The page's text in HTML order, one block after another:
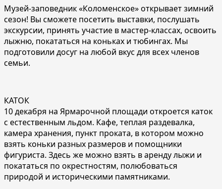
Музей-заповедник «Коломенское» открывает зимний
сезон! Вы сможете посетить выставки, послушать
экскурсии, принять участие в мастер-классах, освоить
лыжню, покататься на коньках и тюбингах. Мы
подготовили досуг на любой вкус для всех членов
семьи.
КАТОК
10 декабря на Ярмарочной площади откроется каток
с естественным льдом. Кафе, теплая раздевалка,
камера хранения, пункт проката, в котором можно
взять коньки разных размеров и помощники
фигуриста. Здесь же можно взять в аренду лыжи и
покататься по окрестностям, полюбоваться
природой и историческими памятниками.